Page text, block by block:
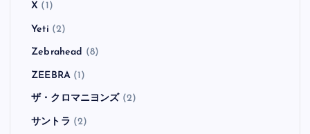
X (1)
Yeti (2)
Zebrahead (8)
ZEEBRA(1)
ザ・クロマニヨンズ (2)
サントラ (2)